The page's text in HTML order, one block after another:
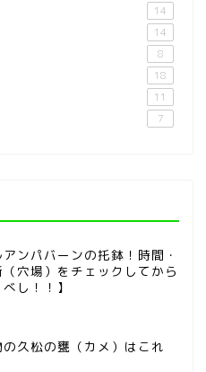
14
14
8
18
11
7
アンパバーンの托鉢！時間・
（穴場）をチェックしてから
し！！】
の久松の甕（カメ）はこれ